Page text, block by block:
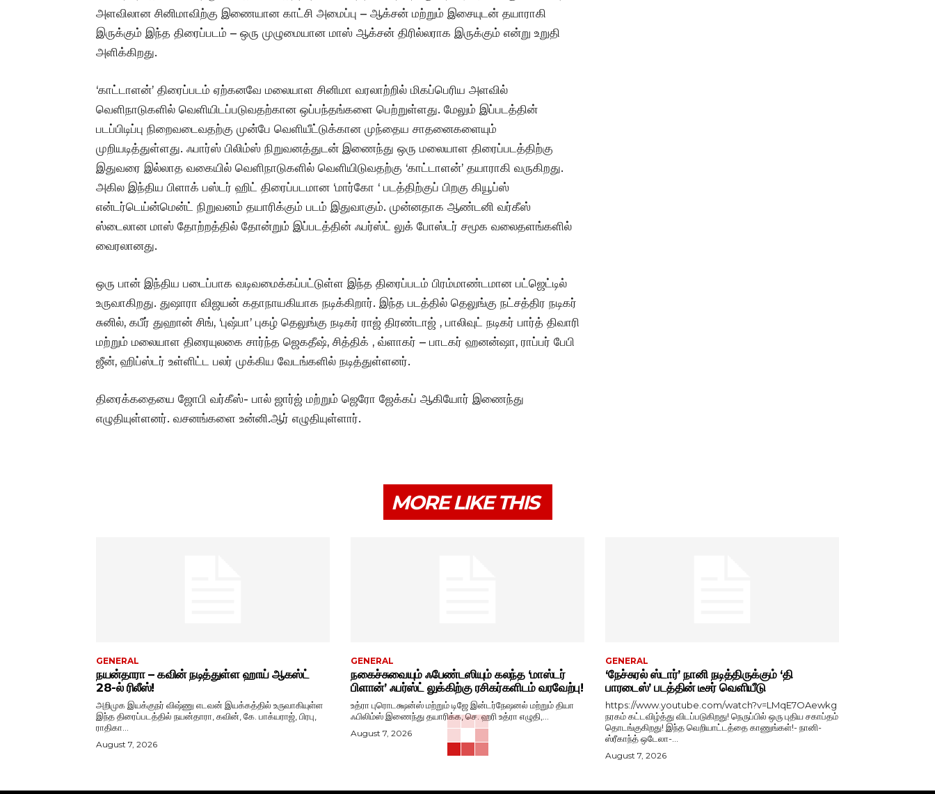
அளவிலான சினிமாவிற்கு இணையான காட்சி அமைப்பு – ஆக்சன் மற்றும் இசையுடன் தயாராகி
இருக்கும் இந்த திரைப்படம் – ஒரு முழுமையான மாஸ் ஆக்சன் திரில்லராக இருக்கும் என்று உறுதி
அளிக்கிறது.
‘காட்டாளன்’ திரைப்படம் ஏற்கனவே மலையாள சினிமா வரலாற்றில் மிகப்பெரிய அளவில்
வெளிநாடுகளில் வெளியிடப்படுவதற்கான ஒப்பந்தங்களை பெற்றுள்ளது. மேலும் இப்படத்தின்
படப்பிடிப்பு நிறைவடைவதற்கு முன்பே வெளியீட்டுக்கான முந்தைய சாதனைகளையும்
முறியடித்துள்ளது. ஃபார்ஸ் பிலிம்ஸ் நிறுவனத்துடன் இணைந்து ஒரு மலையாள திரைப்படத்திற்கு
இதுவரை இல்லாத வகையில் வெளிநாடுகளில் வெளியிடுவதற்கு ‘காட்டாளன்’ தயாராகி வருகிறது.
அகில இந்திய பிளாக் பஸ்டர் ஹிட் திரைப்படமான ‘மார்கோ ‘ படத்திற்குப் பிறகு கியூப்ஸ்
என்டர்டெய்ன்மென்ட் நிறுவனம் தயாரிக்கும் படம் இதுவாகும். முன்னதாக ஆண்டனி வர்கீஸ்
ஸ்டைலான மாஸ் தோற்றத்தில் தோன்றும் இப்படத்தின் ஃபர்ஸ்ட் லுக் போஸ்டர் சமூக வலைதளங்களில்
வைரலானது.
ஒரு பான் இந்திய படைப்பாக வடிவமைக்கப்பட்டுள்ள இந்த திரைப்படம் பிரம்மாண்டமான பட்ஜெட்டில்
உருவாகிறது. துஷாரா விஜயன் கதாநாயகியாக நடிக்கிறார். இந்த படத்தில் தெலுங்கு நட்சத்திர நடிகர்
சுனில், கபீர் துஹான் சிங், ‘புஷ்பா’ புகழ் தெலுங்கு நடிகர் ராஜ் திரண்டாஜ் , பாலிவுட் நடிகர் பார்த் திவாரி
மற்றும் மலையாள திரையுலகை சார்ந்த ஜெகதீஷ், சித்திக் , வ்ளாகர் – பாடகர் ஹனன்ஷா, ராப்பர் பேபி
ஜீன், ஹிப்ஸ்டர் உள்ளிட்ட பலர் முக்கிய வேடங்களில் நடித்துள்ளனர்.
திரைக்கதையை ஜோபி வர்கீஸ்- பால் ஜார்ஜ் மற்றும் ஜெரோ ஜேக்கப் ஆகியோர் இணைந்து
எழுதியுள்ளனர். வசனங்களை உன்னி.ஆர் எழுதியுள்ளார்.
MORE LIKE THIS
GENERAL
நயன்தாரா – கவின் நடித்துள்ள ஹாய் ஆகஸ்ட்
28-ல் ரிலீஸ்!
அறிமுக இயக்குநர் விஷ்ணு எடவன் இயக்கத்தில் உருவாகியுள்ள
இந்த திரைப்படத்தில் நயன்தாரா, கவின், கே. பாக்யராஜ், பிரபு,
ராதிகா...
August 7, 2026
GENERAL
நகைச்சுவையும் ஃபேண்டஸியும் கலந்த ‘மாஸ்டர்
பிளான்’ ஃபர்ஸ்ட் லுக்கிற்கு ரசிகர்களிடம் வரவேற்பு!
உத்ரா புரொடக்ஷன்ஸ் மற்றும் டிஜே இன்டர்நேஷனல் மற்றும் தியா
ஃபிலிம்ஸ் இணைந்து தயாரிக்க, செ. ஹரி உத்ரா எழுதி,...
August 7, 2026
GENERAL
‘நேச்சுரல் ஸ்டார்’ நானி நடித்திருக்கும் ‘தி
பாரடைஸ்’ படத்தின் டீசர் வெளியீடு
https://www.youtube.com/watch?v=LMqE7OAewkg
நரகம் கட்டவிழ்த்து விடப்படுகிறது! நெருப்பில் ஒரு புதிய சகாப்தம்
தொடங்குகிறது! இந்த வெறியாட்டத்தை காணுங்கள்!- நானி-
ஸ்ரீகாந்த் ஒடேலா-...
August 7, 2026